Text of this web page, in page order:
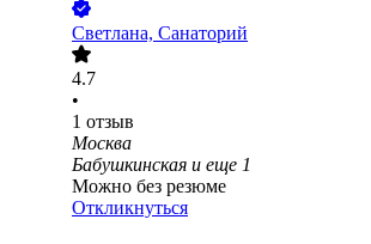
Светлана, Санаторий
4.7
•
1 отзыв
Москва
Бабушкинская и еще 1
Можно без резюме
Откликнуться